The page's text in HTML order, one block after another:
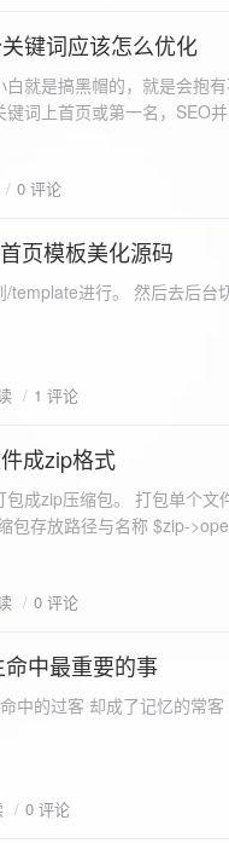
键词应该怎么优化
就是搞黑帽的，就是会抱
词上首页或第一名，SEO
0 评论
页模板美化源码
template进行。 然后去后台
1 评论
成zip格式
包成zip压缩包。 打包单个
ZIPARCHIVE::CREATE); // 打
logon2.png),也就是原文件
//打开压缩包 //遍历文件
<?php /** * @param $path
件夹，则递
0 评论
中最重要的事
中的过客 却成了记忆的常
0 评论